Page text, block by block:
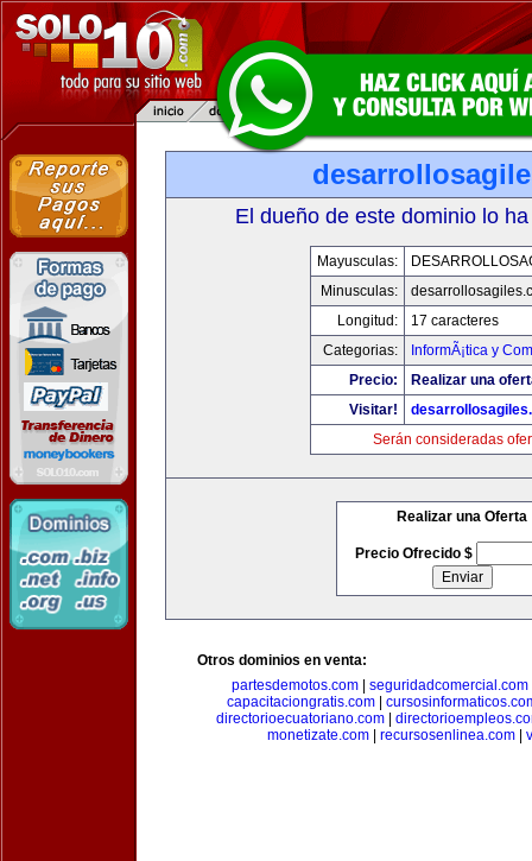
El dueño de este dominio lo
Mayusculas:
Minusculas:
Longitud:
17 caracteres
Categorias:
InformÃ¡tica y
Precio:
Realizar una
Visitar!
Serán consideradas
Realizar una Oferta
Precio Ofrecido $
Otros dominios en venta:
partesdemotos.com| seguridadcomercial.com
capacitaciongratis.com|
directorioecuatoriano.com
monetizate.com
recursosenlinea.com